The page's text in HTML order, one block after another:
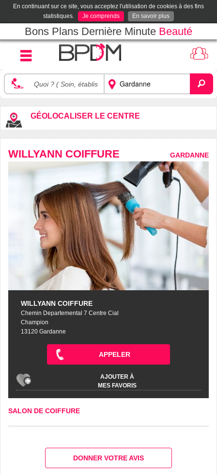
En continuant sur ce site, vous acceptez l'utilisation de cookies à des fins
statistiques.
Je comprends En savoir plus
Bons Plans Dernière Minute Beauté
GÉOLOCALISER LE CENTRE
WILLYANN COIFFURE GARDANNE
WILLYANN COIFFURE
Chemin Departemental 7 Centre Cial
Champion
13120 Gardanne
APPELER
AJOUTER À
MES FAVORIS
SALON DE COIFFURE
DONNER VOTRE AVIS